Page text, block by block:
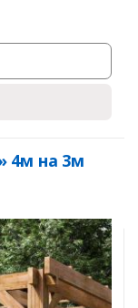
4м на 3м